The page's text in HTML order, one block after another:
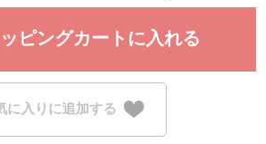
ピングカートに入れる
に入りに追加する